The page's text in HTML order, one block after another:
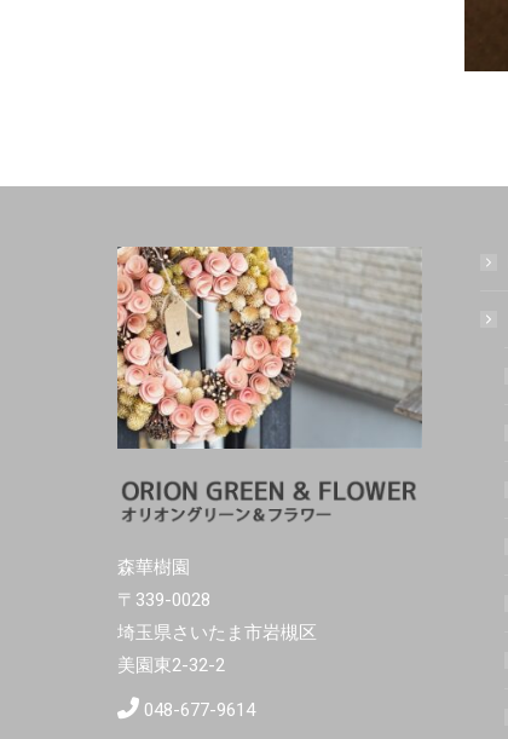
森華樹園
〒339-0028
埼玉県さいたま市岩槻区
美園東2-32-2
048-677-9614